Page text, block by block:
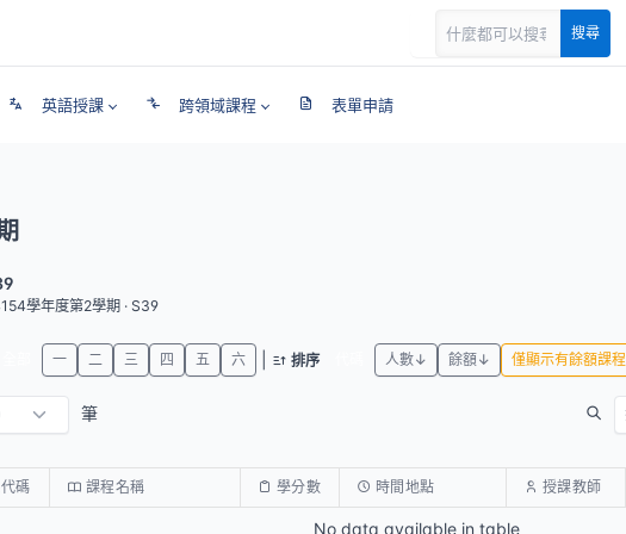
搜尋
英語授課 跨領域課程 表單申請
學年度第2學期 · S39
一 二 三 四 五 六 排序 人數↓ 餘額↓ 僅顯示有餘額課程
筆
碼 課程名稱 學分數 時間地點 授課教師
No data available in table